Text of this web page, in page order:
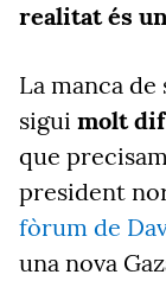
realitat és
La manca
sigui molt
que
president
fòrum de
una nova